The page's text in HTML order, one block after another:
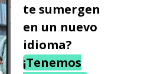
te sumergen
en un nuevo
idioma?
¡Tenemos